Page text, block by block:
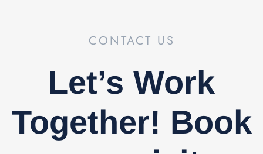
CONTACT US
Let’s Work
Together! Book